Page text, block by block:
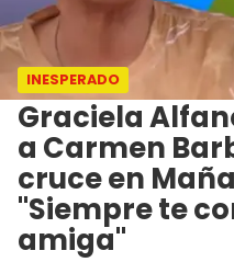
INESPERADO
Graciela
a Carmen
cruce en
"Siempre te
amiga"